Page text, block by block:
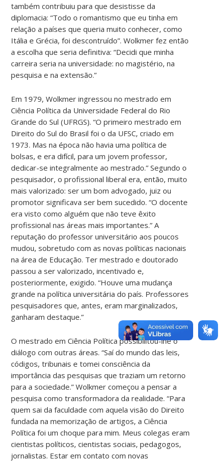
também contribuiu para que desistisse da
diplomacia: “Todo o romantismo que eu tinha em
relação a países que queria muito conhecer, como
Itália e Grécia, foi descontruído”. Wolkmer fez então
a escolha que seria definitiva: “Decidi que minha
carreira seria na universidade: no magistério, na
pesquisa e na extensão.”
Em 1979, Wolkmer ingressou no mestrado em
Ciência Política da Universidade Federal do Rio
Grande do Sul (UFRGS). “O primeiro mestrado em
Direito do Sul do Brasil foi o da UFSC, criado em
1973. Mas na época não havia uma política de
bolsas, e era difícil, para um jovem professor,
dedicar-se integralmente ao mestrado.” Segundo o
pesquisador, o profissional liberal era, então, muito
mais valorizado: ser um bom advogado, juiz ou
promotor significava ser bem sucedido. “O docente
era visto como alguém que não teve êxito
profissional nas áreas mais importantes.” A
reputação do professor universitário aos poucos
mudou, sobretudo com as novas políticas nacionais
na área de Educação. Ter mestrado e doutorado
passou a ser valorizado, incentivado e,
posteriormente, exigido. “Houve uma mudança
grande na política universitária do país. Professores
pesquisadores que, antes, eram marginalizados,
ganharam destaque.”
O mestrado em Ciência Política possibilitou-lhe o
diálogo com outras áreas. “Saí do mundo das leis,
códigos, tribunais e tomei consciência da
importância das pesquisas que traziam um retorno
para a sociedade.” Wolkmer começou a pensar a
pesquisa como transformadora da realidade. “Para
quem sai da faculdade com aquela visão do Direito
fundada na memorização de artigos, a Ciência
Política foi um choque para mim. Meus colegas eram
cientistas políticos, cientistas sociais, pedagogos,
jornalistas. Estar em contato com novas